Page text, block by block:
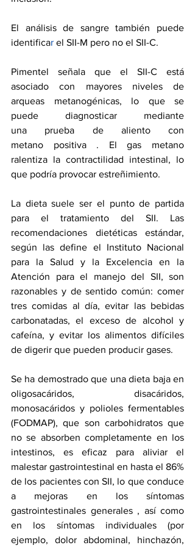
El análisis de sangre también puede
identificar el SII-M pero no el SII-C.
Pimentel señala que el SII-C está
asociado con mayores niveles de
arqueas metanogénicas, lo que se
puede diagnosticar mediante
una prueba de aliento con
metano positiva . El gas metano
ralentiza la contractilidad intestinal, lo
que podría provocar estreñimiento.
La dieta suele ser el punto de partida
para el tratamiento del SII. Las
recomendaciones dietéticas estándar,
según las define el Instituto Nacional
para la Salud y la Excelencia en la
Atención para el manejo del SII, son
razonables y de sentido común: comer
tres comidas al día, evitar las bebidas
carbonatadas, el exceso de alcohol y
cafeína, y evitar los alimentos difíciles
de digerir que pueden producir gases.
Se ha demostrado que una dieta baja en
oligosacáridos, disacáridos,
monosacáridos y polioles fermentables
(FODMAP), que son carbohidratos que
no se absorben completamente en los
intestinos, es eficaz para aliviar el
malestar gastrointestinal en hasta el 86%
de los pacientes con SII, lo que conduce
a mejoras en los síntomas
gastrointestinales generales , así como
en los síntomas individuales (por
ejemplo, dolor abdominal, hinchazón,